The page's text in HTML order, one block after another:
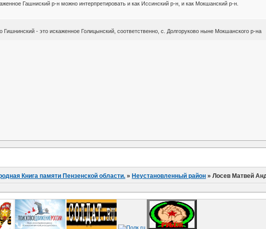
Гашниский р-н можно интерпретировать и как Иссинский р-н, и как Мокшанский р-н.
Гишнинский - это искаженное Голицынский, соответственно, с. Долгоруково ныне Мокшанского р-на
Книга памяти Пензенской области. »Неустановленный район »Лосев Матвей